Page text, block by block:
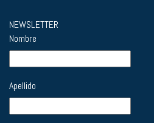
NEWSLETTER
Nombre
Apellido